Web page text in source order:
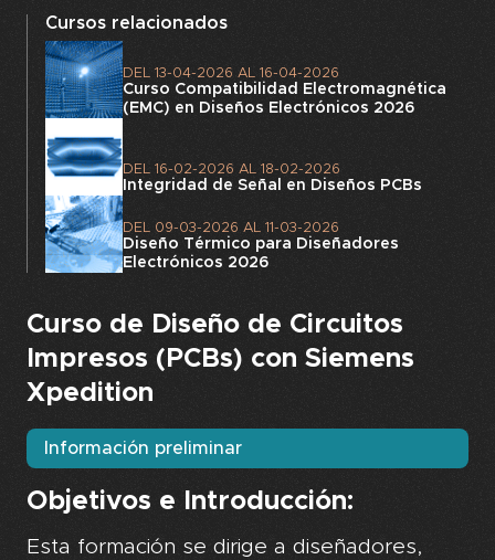
Cursos relacionados
DEL 13-04-2026 AL 16-04-2026
Curso Compatibilidad Electromagnética
(EMC) en Diseños Electrónicos 2026
DEL 16-02-2026 AL 18-02-2026
Integridad de Señal en Diseños PCBs
DEL 09-03-2026 AL 11-03-2026
Diseño Térmico para Diseñadores
Electrónicos 2026
Curso de Diseño de Circuitos
Impresos (PCBs) con Siemens
Xpedition
Información preliminar
Objetivos e Introducción:
Esta formación se dirige a diseñadores,